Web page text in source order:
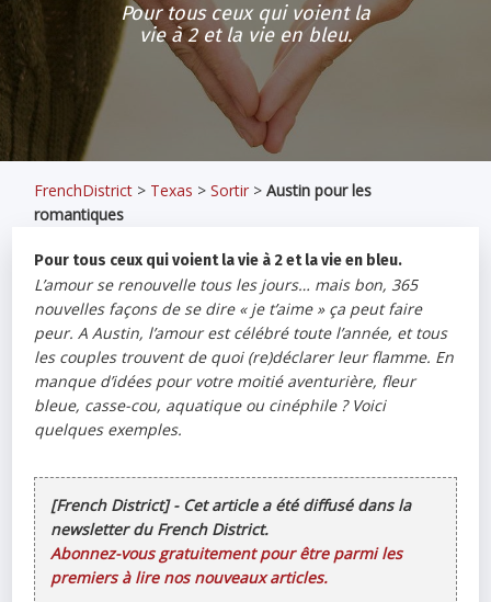
Pour tous ceux qui voient la
vie à 2 et la vie en bleu.
FrenchDistrict > Texas >Sortir >Austin pour les
romantiques
Pour tous ceux qui voient la vie à 2 et la vie en bleu.
L’amour se renouvelle tous les jours… mais bon, 365
nouvelles façons de se dire « je t’aime » ça peut faire
peur. A Austin, l’amour est célébré toute l’année, et tous
les couples trouvent de quoi (re)déclarer leur flamme. En
manque d’idées pour votre moitié aventurière, fleur
bleue, casse-cou, aquatique ou cinéphile ? Voici
quelques exemples.
[French District] - Cet article a été diffusé dans la
newsletter du French District.
Abonnez-vous gratuitement pour être parmi les
premiers à lire nos nouveaux articles.